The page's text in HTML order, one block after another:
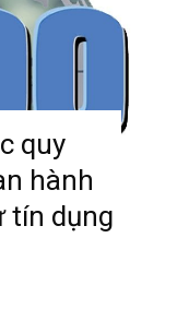
quy
hành
tín dụng